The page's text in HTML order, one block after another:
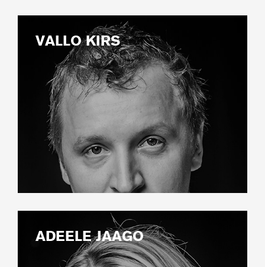
VALLO KIRS
ADEELE JAAGO